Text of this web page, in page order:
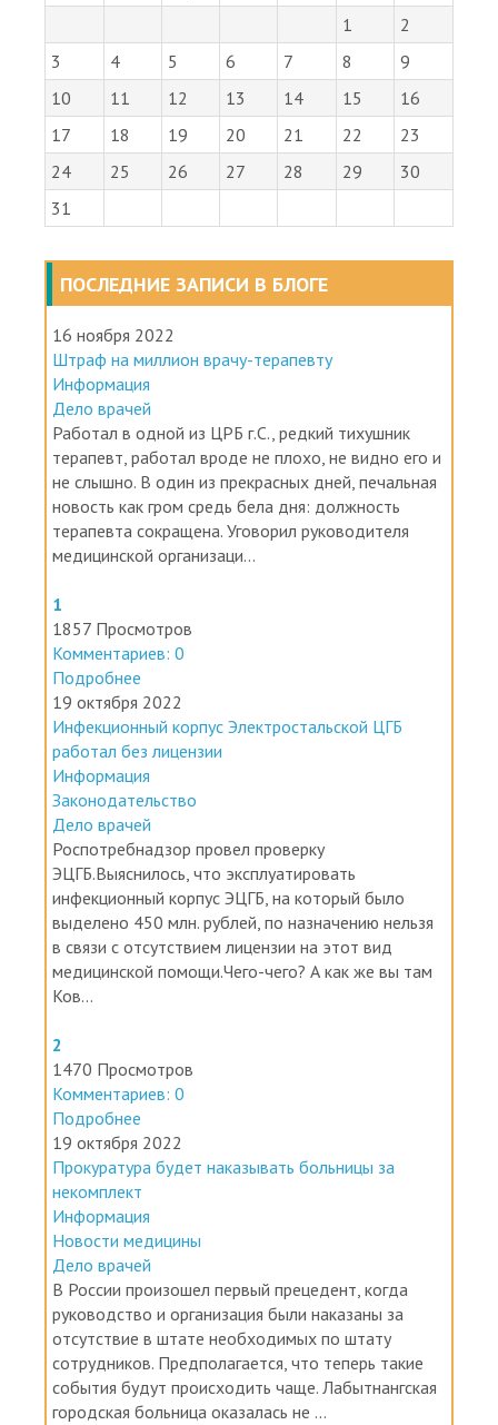
1
2
3
4 5 6 7 8
9
10
11 12 13 14 15
16
17
18 19 20 21 22
23
24
25 26 27 28 29
30
31
ПОСЛЕДНИЕ ЗАПИСИ В БЛОГЕ
16 ноября 2022
Штраф на миллион врачу-терапевту
Информация
Дело врачей
Работал в одной из ЦРБ г.С., редкий тихушник
терапевт, работал вроде не плохо, не видно его и
не слышно. В один из прекрасных дней, печальная
новость как гром средь бела дня: должность
терапевта сокращена. Уговорил руководителя
медицинской организаци...
1
1857 Просмотров
Комментариев: 0
Подробнее
19 октября 2022
Инфекционный корпус Электростальской ЦГБ
работал без лицензии
Информация
Законодательство
Дело врачей
Роспотребнадзор провел проверку
ЭЦГБ.Выяснилось, что эксплуатировать
инфекционный корпус ЭЦГБ, на который было
выделено 450 млн. рублей, по назначению нельзя
в связи с отсутствием лицензии на этот вид
медицинской помощи.Чего-чего? А как же вы там
Ков...
2
1470 Просмотров
Комментариев: 0
Подробнее
19 октября 2022
Прокуратура будет наказывать больницы за
некомплект
Информация
Новости медицины
Дело врачей
В России произошел первый прецедент, когда
руководство и организация были наказаны за
отсутствие в штате необходимых по штату
сотрудников. Предполагается, что теперь такие
события будут происходить чаще. Лабытнангская
городская больница оказалась не ...